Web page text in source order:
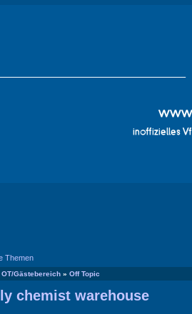
Themen
Gästebereich » Off Topic
chemist warehouse